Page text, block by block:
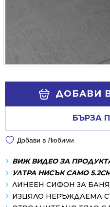
ДОБАВИ
БЪРЗА
Добави в Любими
ВИЖ ВИДЕО ЗА
УЛТРА НИСЪК САМО
ЛИНЕЕН СИФОН ЗА
ИЗЦЯЛО НЕРЪЖДАЕМА